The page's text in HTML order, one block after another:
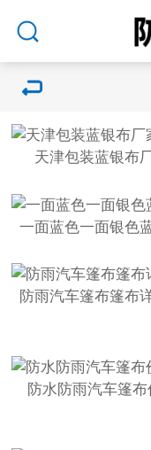
天津包装蓝银布
一面蓝色一面银色
防雨汽车篷布篷布
防水防雨汽车篷布